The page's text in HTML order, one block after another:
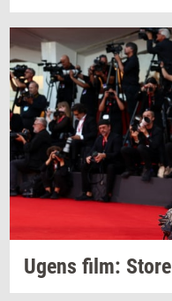
Ugens film: Store